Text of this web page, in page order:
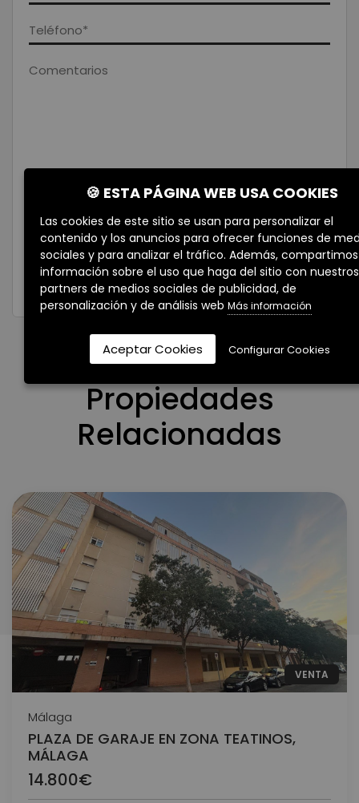
Acepto la política de privacidad
Propiedades
Relacionadas
VENTA
Málaga
PLAZA DE GARAJE EN ZONA TEATINOS,
MÁLAGA
14.800€
🍪 ESTA PÁGINA WEB USA COOKIES
Las cookies de este sitio se usan para personalizar el
contenido y los anuncios para ofrecer funciones de
sociales y para analizar el tráfico. Además, compartimos
información sobre el uso que haga del sitio con nuestros
partners de medios sociales de publicidad, de
personalización y de análisis web Más información
Aceptar Cookies Configurar Cookies